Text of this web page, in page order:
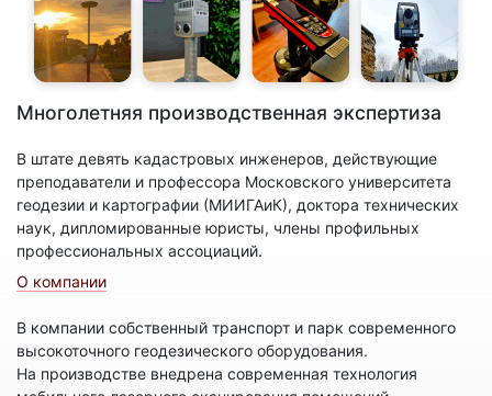
Многолетняя производственная экспертиза
В штате девять кадастровых инженеров, действующие
преподаватели и профессора Московского университета
геодезии и картографии (МИИГАиК), доктора технических
наук, дипломированные юристы, члены профильных
профессиональных ассоциаций.
О компании
В компании собственный транспорт и парк современного
высокоточного геодезического оборудования.
На производстве внедрена современная технология